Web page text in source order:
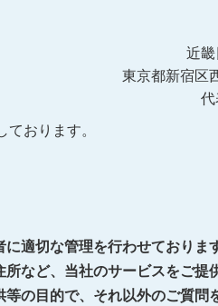
近
東京都新宿区
おります。
適切な管理を行わせております
など、当社のサービスをご提
の目的で、それ以外のご質問